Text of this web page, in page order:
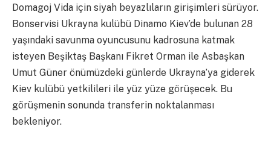
Domagoj Vida için siyah beyazlıların girişimleri sürüyor.
Bonservisi Ukrayna kulübü Dinamo Kiev’de bulunan 28
yaşındaki savunma oyuncusunu kadrosuna katmak
isteyen Beşiktaş Başkanı Fikret Orman ile Asbaşkan
Umut Güner önümüzdeki günlerde Ukrayna’ya giderek
Kiev kulübü yetkilileri ile yüz yüze görüşecek. Bu
görüşmenin sonunda transferin noktalanması
bekleniyor.